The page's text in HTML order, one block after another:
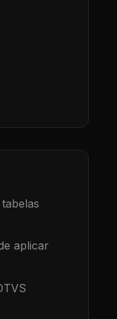
aplicar